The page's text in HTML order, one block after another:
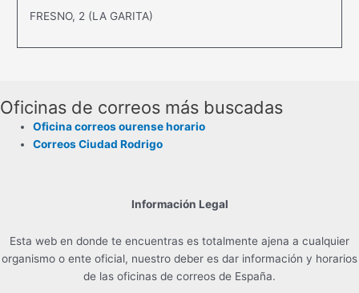
FRESNO, 2 (LA GARITA)
Oficinas de correos más buscadas
Oficina correos ourense horario
Correos Ciudad Rodrigo
Información Legal
Esta web en donde te encuentras es totalmente ajena a cualquier
organismo o ente oficial, nuestro deber es dar información y horarios
de las oficinas de correos de España.